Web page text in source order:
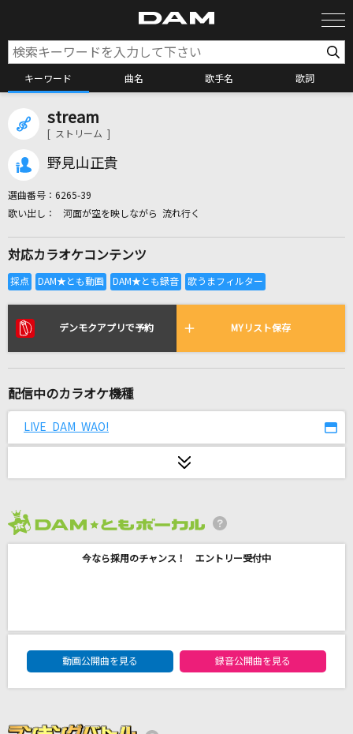
キーワード 曲名 歌手名 歌詞
全国りれき
リアルタイムで歌われている曲の一覧
風を食む
Ribbon
旋律と結晶(ビデオクリップバージョン)
stream
[ ストリーム ]
野見山正貴
選曲番号： 6265-39
河面が空を映しながら 流れ行く
対応カラオケコンテンツ
デンモクアプリで予約 MYリスト保存
配信中のカラオケ機種
LIVE DAM WAO!
今なら採用のチャンス！ エントリー受付中
DAM★ともボーカルエントリーランキング
動画公開曲を見る
録音公開曲を見る